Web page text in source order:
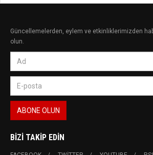
Güncellemelerden, eylem ve etkinliklerimizden
olun.
BIZI TAKIP EDIN